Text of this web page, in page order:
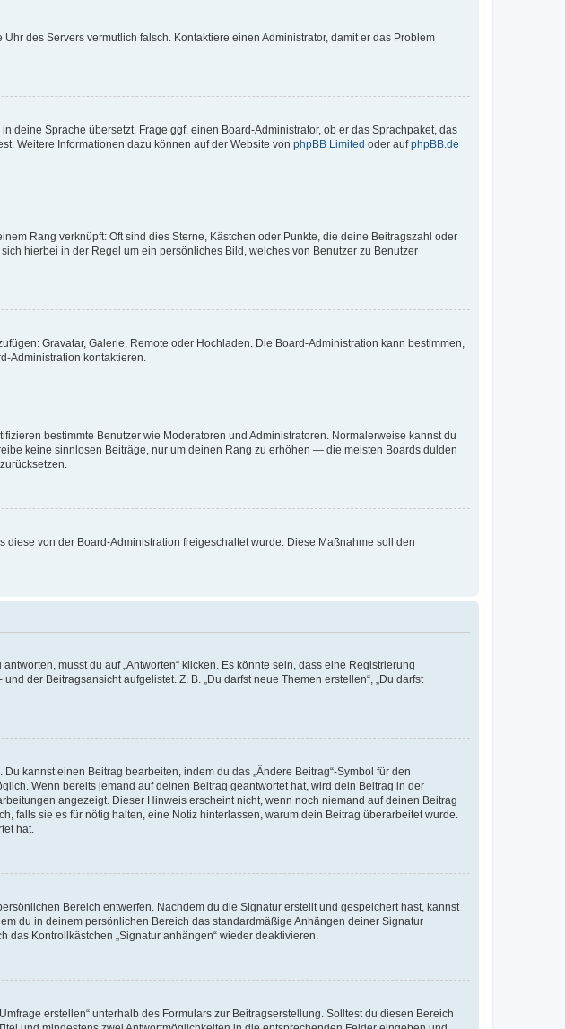
des Servers vermutlich falsch. Kontaktiere einen Administrator, damit er das Problem
deine Sprache übersetzt. Frage ggf. einen Board-Administrator, ob er das Sprachpaket, das
Weitere Informationen dazu können auf der Website von phpBB Limited oder aufphpBB.de
Rang verknüpft: Oft sind dies Sterne, Kästchen oder Punkte, die deine Beitragszahl oder
hierbei in der Regel um ein persönliches Bild, welches von Benutzer zu Benutzer
Gravatar, Galerie, Remote oder Hochladen. Die Board-Administration kann bestimmen,
Administration kontaktieren.
bestimmte Benutzer wie Moderatoren und Administratoren. Normalerweise kannst du
keine sinnlosen Beiträge, nur um deinen Rang zu erhöhen — die meisten Boards dulden
von der Board-Administration freigeschaltet wurde. Diese Maßnahme soll den
musst du auf „Antworten“ klicken. Es könnte sein, dass eine Registrierung
der Beitragsansicht aufgelistet. Z. B. „Du darfst neue Themen erstellen“, „Du darfst
kannst einen Beitrag bearbeiten, indem du das „Ändere Beitrag“-Symbol für den
Wenn bereits jemand auf deinen Beitrag geantwortet hat, wird dein Beitrag in der
angezeigt. Dieser Hinweis erscheint nicht, wenn noch niemand auf deinen Beitrag
falls sie es für nötig halten, eine Notiz hinterlassen, warum dein Beitrag überarbeitet wurde.
hat.
Bereich entwerfen. Nachdem du die Signatur erstellt und gespeichert hast, kannst
du in deinem persönlichen Bereich das standardmäßige Anhängen deiner Signatur
Kontrollkästchen „Signatur anhängen“ wieder deaktivieren.
erstellen“ unterhalb des Formulars zur Beitragserstellung. Solltest du diesen Bereich